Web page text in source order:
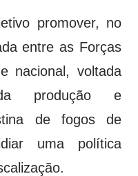
promover, no
entre as Forças
nacional, voltada
produção e
de fogos de
uma política